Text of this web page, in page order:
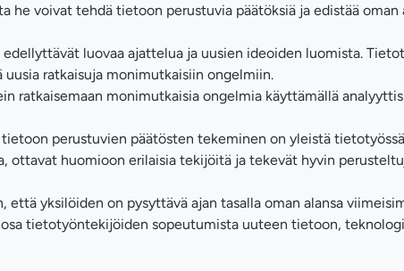
he voivat tehdä tietoon perustuvia päätöksiä ja edistää oman
luovaa ajattelua ja uusien ideoiden luomista.
ratkaisuja monimutkaisiin ongelmiin.
ratkaisemaan monimutkaisia ongelmia käyttämällä
perustuvien päätösten tekeminen on yleistä
ottavat huomioon erilaisia tekijöitä ja tekevät hyvin
yksilöiden on pysyttävä ajan tasalla oman alansa
tietotyöntekijöiden sopeutumista uuteen tietoon,